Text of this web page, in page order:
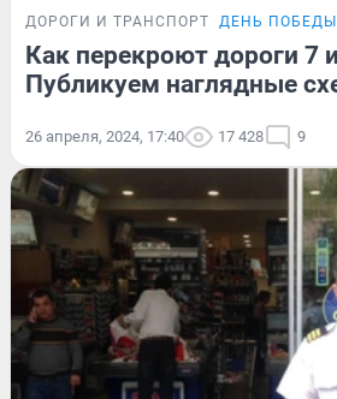
ДОРОГИ И ТРАНСПОРТ ДЕНЬ ПОБЕДЫ
Как перекроют дороги 7
Публикуем наглядные
26 апреля, 2024, 17:40 17 428 9